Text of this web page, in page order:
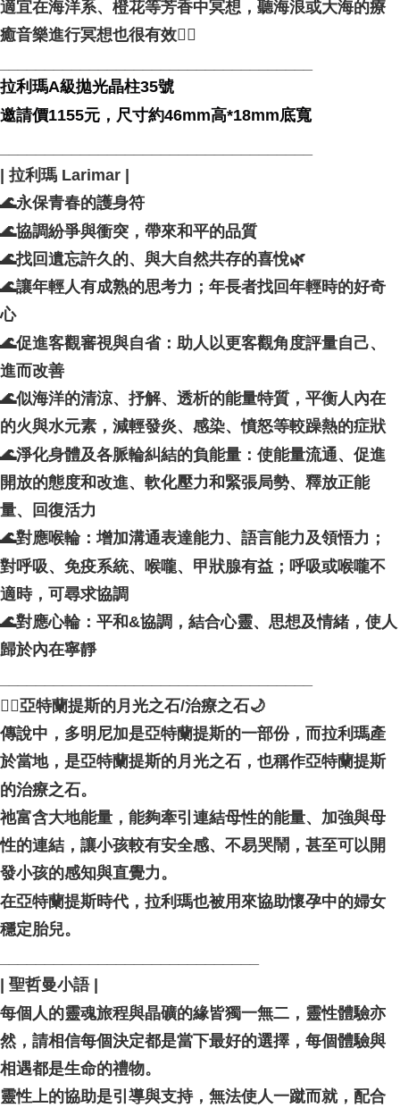
適宜在海洋系、橙花等芳香中冥想，聽海浪或大海的療
癒音樂進行冥想也很有效🧘‍♀️
拉利瑪A級拋光晶柱35號
邀請價1155元，尺寸約46mm高*18mm底寬
| 拉利瑪 Larimar |
🌊永保青春的護身符
🌊協調紛爭與衝突，帶來和平的品質
🌊找回遺忘許久的、與大自然共存的喜悅🌿
🌊讓年輕人有成熟的思考力；年長者找回年輕時的好奇
心
🌊促進客觀審視與自省：助人以更客觀角度評量自己、
進而改善
🌊似海洋的清涼、抒解、透析的能量特質，平衡人內在
的火與水元素，減輕發炎、感染、憤怒等較躁熱的症狀
🌊淨化身體及各脈輪糾結的負能量：使能量流通、促進
開放的態度和改進、軟化壓力和緊張局勢、釋放正能
量、回復活力
🌊對應喉輪：增加溝通表達能力、語言能力及領悟力；
對呼吸、免疫系統、喉嚨、甲狀腺有益；呼吸或喉嚨不
適時，可尋求協調
🌊對應心輪：平和&協調，結合心靈、思想及情緒，使人
歸於內在寧靜
🧜‍♀️亞特蘭提斯的月光之石/治療之石🌙
傳說中，多明尼加是亞特蘭提斯的一部份，而拉利瑪產
於當地，是亞特蘭提斯的月光之石，也稱作亞特蘭提斯
的治療之石。
祂富含大地能量，能夠牽引連結母性的能量、加強與母
性的連結，讓小孩較有安全感、不易哭鬧，甚至可以開
發小孩的感知與直覺力。
在亞特蘭提斯時代，拉利瑪也被用來協助懷孕中的婦女
穩定胎兒。
| 聖哲曼小語 |
每個人的靈魂旅程與晶礦的緣皆獨一無二，靈性體驗亦
然，請相信每個決定都是當下最好的選擇，每個體驗與
相遇都是生命的禮物。
靈性上的協助是引導與支持，無法使人一蹴而就，配合